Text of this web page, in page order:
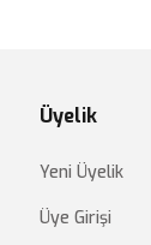
Üyelik
Yeni Üyelik
Üye Girişi